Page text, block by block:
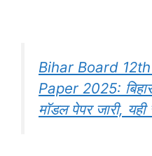
Bihar Board
Paper 2025:
माॅडल पेपर जारी,